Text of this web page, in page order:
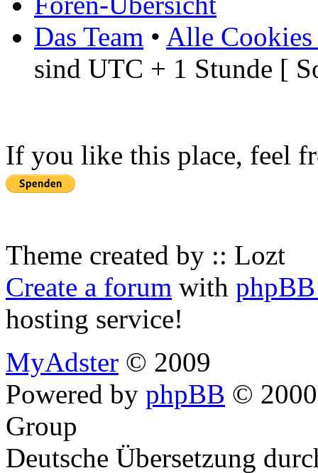
Das Team • Alle Cookies
sind UTC + 1 Stunde [
If you like this place, feel
Theme created by :: Lozt
Create a forum with
hosting service!
MyAdster © 2009
Powered by phpBB ©
Group
Deutsche Übersetzung